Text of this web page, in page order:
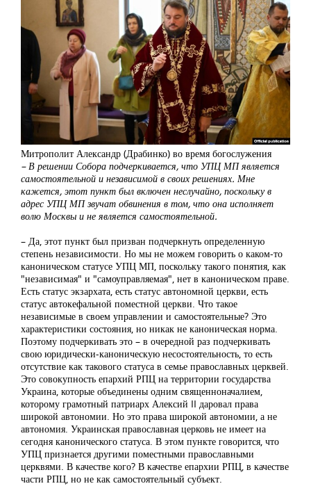
Митрополит Александр (Драбинко) во время богослужения
– В решении Собора подчеркивается, что УПЦ МП является
самостоятельной и независимой в своих решениях. Мне
кажется, этот пункт был включен неслучайно, поскольку в
адрес УПЦ МП звучат обвинения в том, что она исполняет
волю Москвы и не является самостоятельной.
– Да, этот пункт был призван подчеркнуть определенную
степень независимости. Но мы не можем говорить о каком-то
каноническом статусе УПЦ МП, поскольку такого понятия, как
"независимая" и "самоуправляемая", нет в каноническом праве.
Есть статус экзархата, есть статус автономной церкви, есть
статус автокефальной поместной церкви. Что такое
независимые в своем управлении и самостоятельные? Это
характеристики состояния, но никак не каноническая норма.
Поэтому подчеркивать это – в очередной раз подчеркивать
свою юридически-каноническую несостоятельность, то есть
отсутствие как такового статуса в семье православных церквей.
Это совокупность епархий РПЦ на территории государства
Украина, которые объединены одним священноначалием,
которому грамотный патриарх Алексий II даровал права
широкой автономии. Но это права широкой автономии, а не
автономия. Украинская православная церковь не имеет на
сегодня канонического статуса. В этом пункте говорится, что
УПЦ признается другими поместными православными
церквями. В качестве кого? В качестве епархии РПЦ, в качестве
части РПЦ, но не как самостоятельный субъект.